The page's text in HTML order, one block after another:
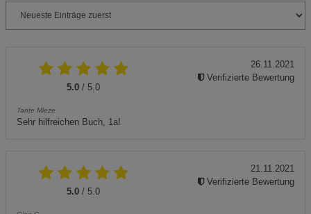
5.0 / 5.0
Tante Mieze
Sehr hilfreichen Buch, 1a!
26.11.2021
Verifizierte Bewertung
5.0 / 5.0
21.11.2021
Verifizierte Bewertung